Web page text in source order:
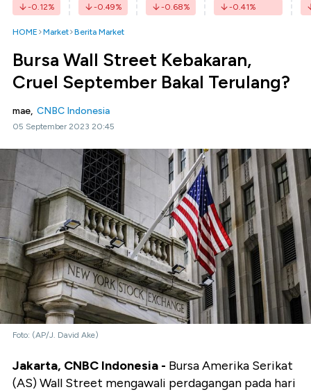
-0.12% -0.49% -0.68% -0.41%
HOME Market Berita Market
Bursa Wall Street Kebakaran,
Cruel September Bakal Terulang?
mae, CNBC Indonesia
05 September 2023 20:45
Foto: (AP/J. David Ake)
Jakarta, CNBC Indonesia - Bursa Amerika Serikat
(AS) Wall Street mengawali perdagangan pada hari